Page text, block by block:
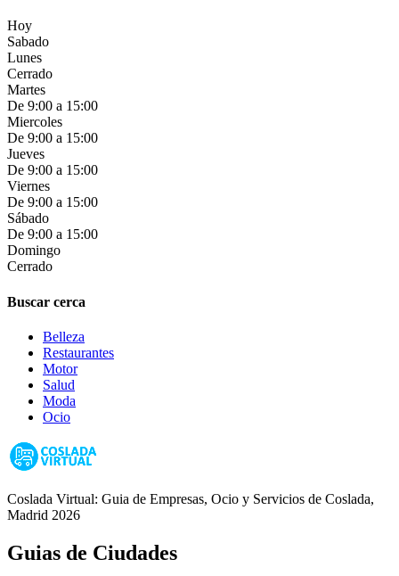
Hoy
Sabado
Lunes
Cerrado
Martes
De 9:00 a 15:00
Miercoles
De 9:00 a 15:00
Jueves
De 9:00 a 15:00
Viernes
De 9:00 a 15:00
Sábado
De 9:00 a 15:00
Domingo
Cerrado
Buscar cerca
Belleza
Restaurantes
Motor
Salud
Moda
Ocio
Coslada Virtual: Guia de Empresas, Ocio y Servicios de Coslada,
Madrid 2026
Guias de Ciudades